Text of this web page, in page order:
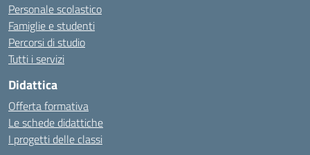
Personale scolastico
Famiglie e studenti
Percorsi di studio
Tutti i servizi
Didattica
Offerta formativa
Le schede didattiche
I progetti delle classi